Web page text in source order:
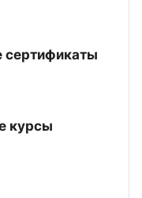
сертификаты
курсы